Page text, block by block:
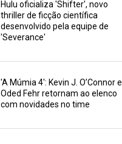
Hulu oficializa 'Shifter', novo
thriller de ficção científica
desenvolvido pela equipe de
'Severance'
'A Múmia 4': Kevin J. O’Connor e
Oded Fehr retornam ao elenco
com novidades no time